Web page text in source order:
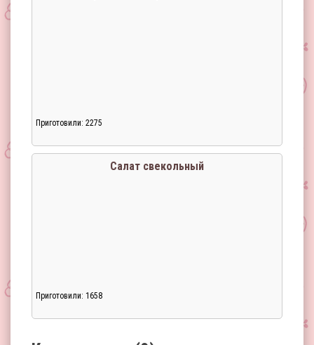
Приготовили: 2275
Салат свекольный
Приготовили: 1658